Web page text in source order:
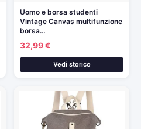
Uomo e borsa studenti
Vintage Canvas multifunzione
borsa…
32,99 €
Vedi storico